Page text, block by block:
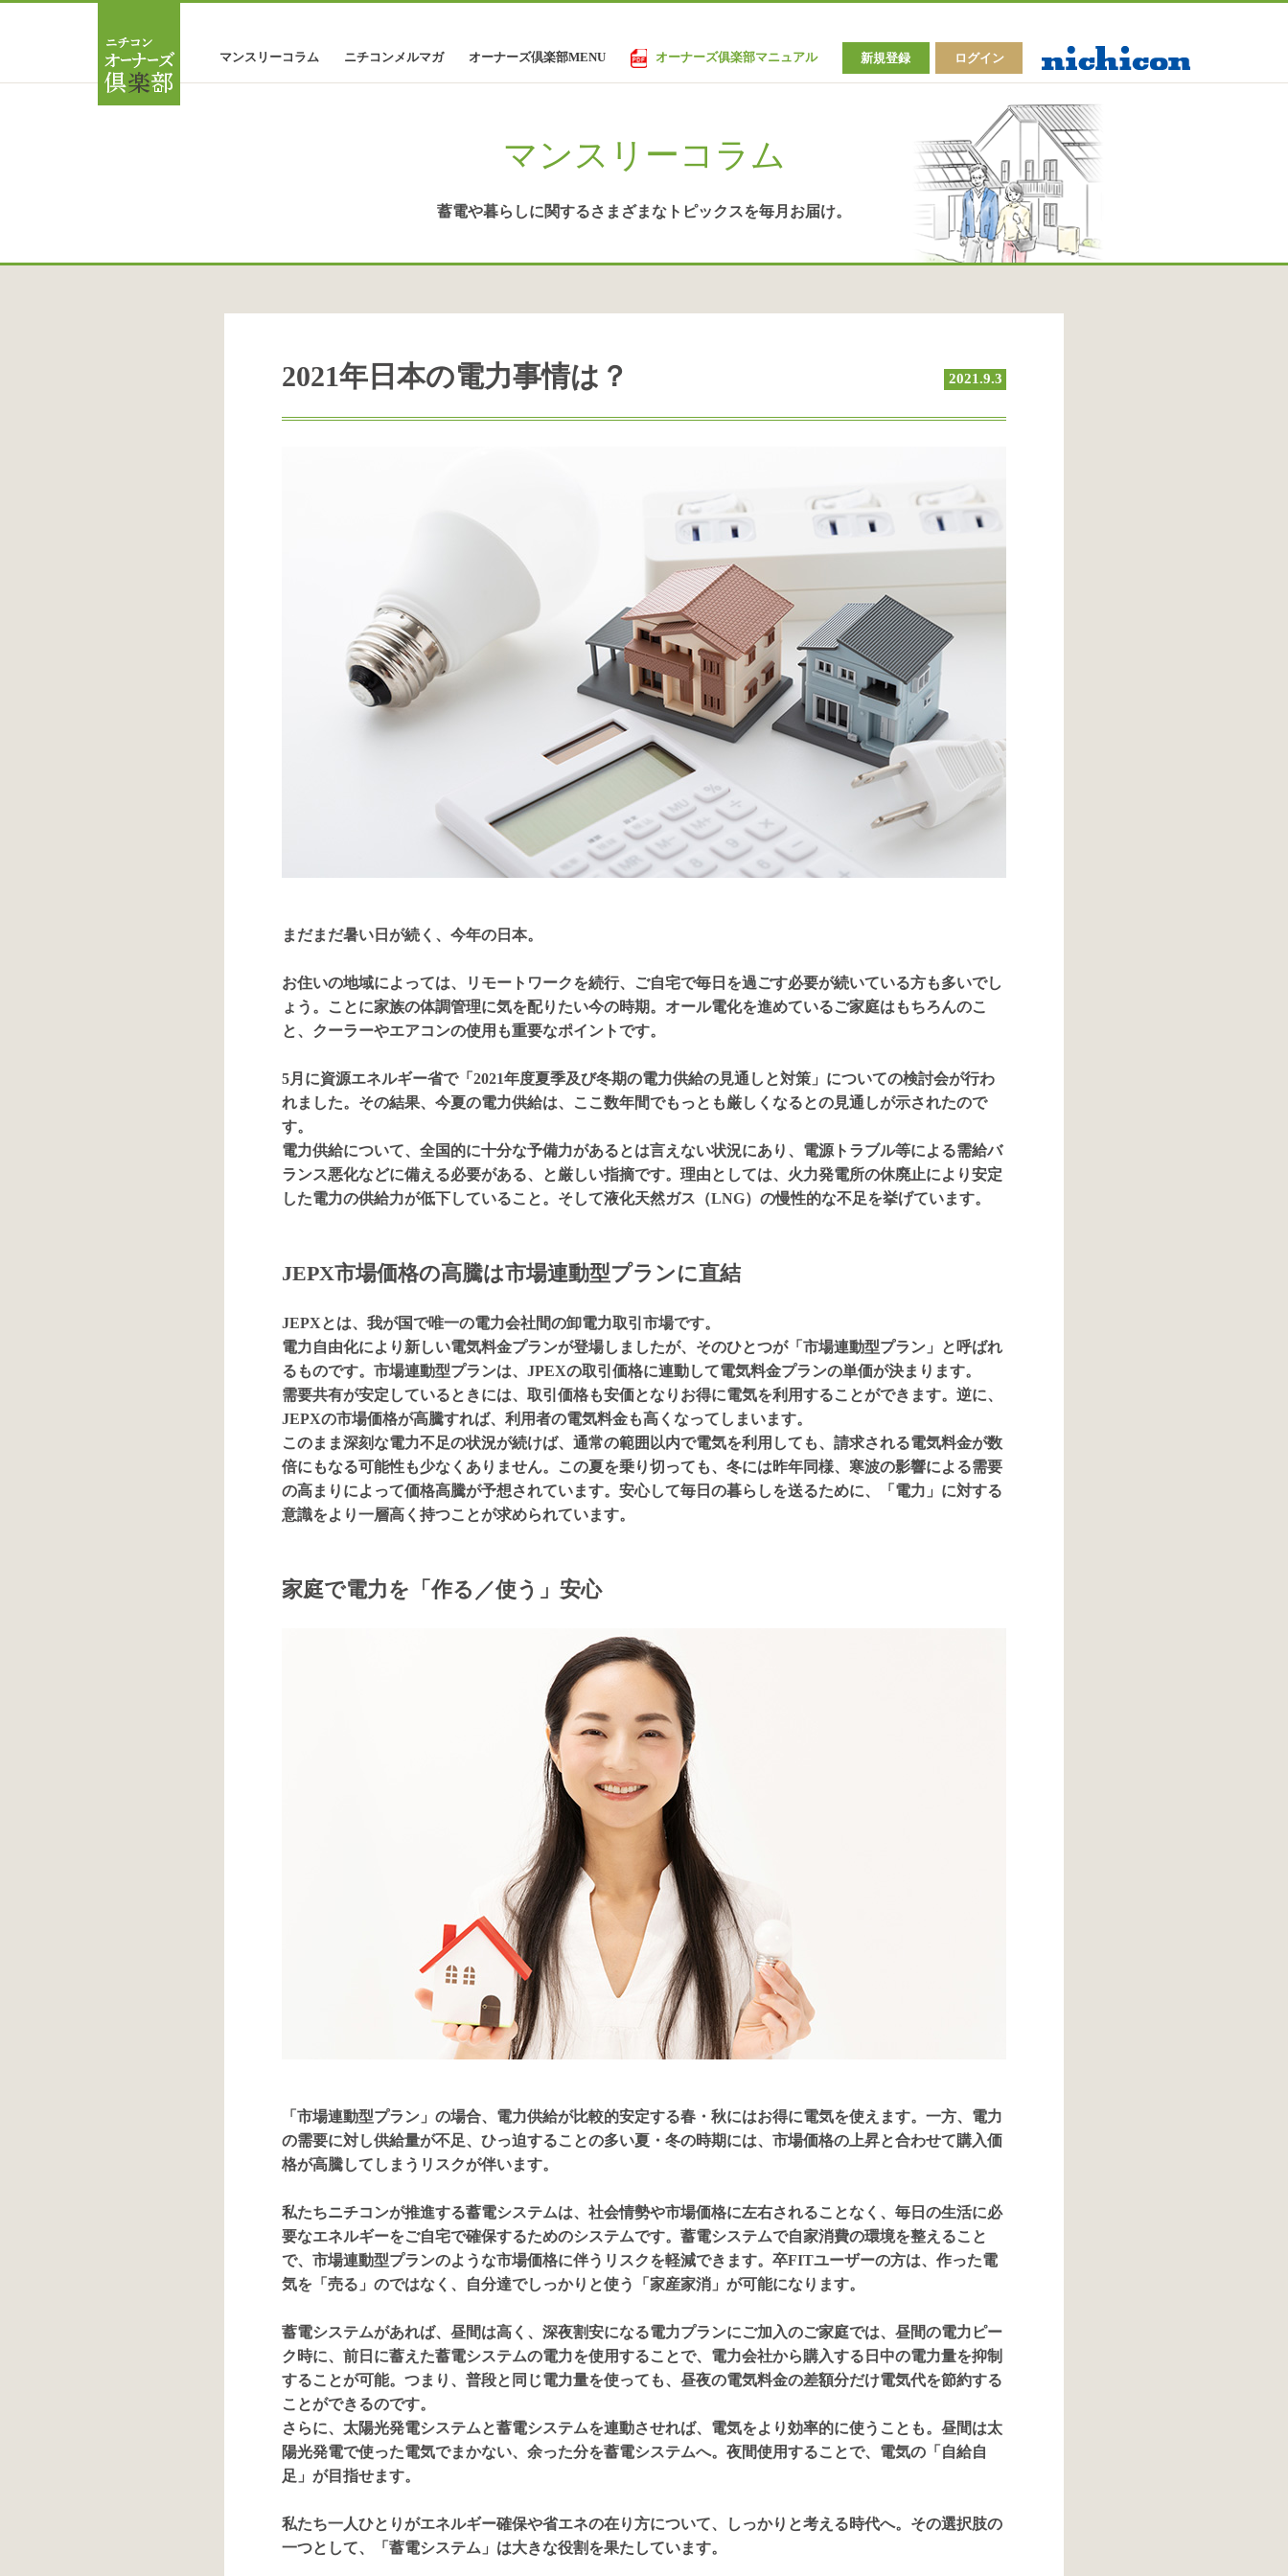
マンスリーコラム ニチコンメルマガ オーナーズ倶楽部MENU オーナーズ俱楽部マニュアル 新規登録 ログイン
マンスリーコラム
蓄電や暮らしに関するさまざまなトピックスを毎月お届け。
2021年日本の電力事情は？ 2021.9.3
まだまだ暑い日が続く、今年の日本。
お住いの地域によっては、リモートワークを続行、ご自宅で毎日を過ごす必要が続いている方も多いでし
ょう。ことに家族の体調管理に気を配りたい今の時期。オール電化を進めているご家庭はもちろんのこ
と、クーラーやエアコンの使用も重要なポイントです。
5月に資源エネルギー省で「2021年度夏季及び冬期の電力供給の見通しと対策」についての検討会が行わ
れました。その結果、今夏の電力供給は、ここ数年間でもっとも厳しくなるとの見通しが示されたので
す。
電力供給について、全国的に十分な予備力があるとは言えない状況にあり、電源トラブル等による需給バ
ランス悪化などに備える必要がある、と厳しい指摘です。理由としては、火力発電所の休廃止により安定
した電力の供給力が低下していること。そして液化天然ガス（LNG）の慢性的な不足を挙げています。
JEPX市場価格の高騰は市場連動型プランに直結
JEPXとは、我が国で唯一の電力会社間の卸電力取引市場です。
電力自由化により新しい電気料金プランが登場しましたが、そのひとつが「市場連動型プラン」と呼ばれ
るものです。市場連動型プランは、JPEXの取引価格に連動して電気料金プランの単価が決まります。
需要共有が安定しているときには、取引価格も安価となりお得に電気を利用することができます。逆に、
JEPXの市場価格が高騰すれば、利用者の電気料金も高くなってしまいます。
このまま深刻な電力不足の状況が続けば、通常の範囲以内で電気を利用しても、請求される電気料金が数
倍にもなる可能性も少なくありません。この夏を乗り切っても、冬には昨年同様、寒波の影響による需要
の高まりによって価格高騰が予想されています。安心して毎日の暮らしを送るために、「電力」に対する
意識をより一層高く持つことが求められています。
家庭で電力を「作る／使う」安心
「市場連動型プラン」の場合、電力供給が比較的安定する春・秋にはお得に電気を使えます。一方、電力
の需要に対し供給量が不足、ひっ迫することの多い夏・冬の時期には、市場価格の上昇と合わせて購入価
格が高騰してしまうリスクが伴います。
私たちニチコンが推進する蓄電システムは、社会情勢や市場価格に左右されることなく、毎日の生活に必
要なエネルギーをご自宅で確保するためのシステムです。蓄電システムで自家消費の環境を整えること
で、市場連動型プランのような市場価格に伴うリスクを軽減できます。卒FITユーザーの方は、作った電
気を「売る」のではなく、自分達でしっかりと使う「家産家消」が可能になります。
蓄電システムがあれば、昼間は高く、深夜割安になる電力プランにご加入のご家庭では、昼間の電力ピー
ク時に、前日に蓄えた蓄電システムの電力を使用することで、電力会社から購入する日中の電力量を抑制
することが可能。つまり、普段と同じ電力量を使っても、昼夜の電気料金の差額分だけ電気代を節約する
ことができるのです。
さらに、太陽光発電システムと蓄電システムを連動させれば、電気をより効率的に使うことも。昼間は太
陽光発電で使った電気でまかない、余った分を蓄電システムへ。夜間使用することで、電気の「自給自
足」が目指せます。
私たち一人ひとりがエネルギー確保や省エネの在り方について、しっかりと考える時代へ。その選択肢の
一つとして、「蓄電システム」は大きな役割を果たしています。